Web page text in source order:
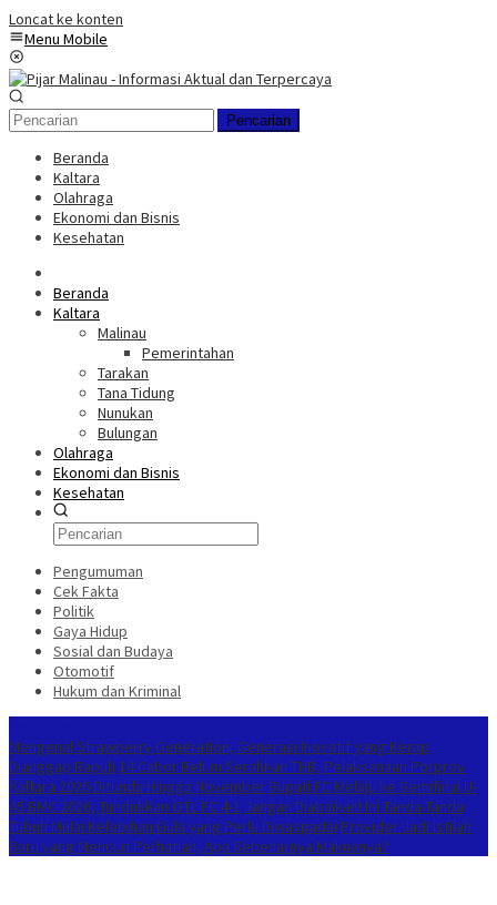
Loncat ke konten
Menu Mobile
Pencarian
Beranda
Kaltara
Olahraga
Ekonomi dan Bisnis
Kesehatan
Beranda
Kaltara
Malinau
Pemerintahan
Tarakan
Tana Tidung
Nunukan
Bulungan
Olahraga
Ekonomi dan Bisnis
Kesehatan
Pengumuman
Cek Fakta
Politik
Gaya Hidup
Sosial dan Budaya
Otomotif
Hukum dan Kriminal
Mengenal Strawberry Generation, Generasi Inovatif yang Kerap
Dianggap Rapuh 14 Cabor Belum Serahkan THB, Pelaksanaan Porprov
Kaltara 2026 Ditunda Hingga NovemberBupati FC Melaju ke Semifinal U-
45 BMC 2026, Tundukkan OTL FC 4-1 Jangan Diabaikan! Ini Tanda-Tanda
Tubuh Mulai Kelebihan Gula yang Perlu Diwaspadai Provider Jadi Istilah
Baru yang Mencuri Perhatian, Apa Sebenarnya Maknanya?